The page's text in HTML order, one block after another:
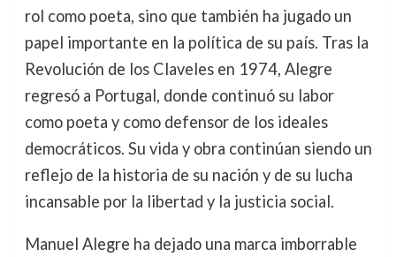
rol como poeta, sino que también ha jugado un
papel importante en la política de su país. Tras la
Revolución de los Claveles en 1974, Alegre
regresó a Portugal, donde continuó su labor
como poeta y como defensor de los ideales
democráticos. Su vida y obra continúan siendo un
reflejo de la historia de su nación y de su lucha
incansable por la libertad y la justicia social.
Manuel Alegre ha dejado una marca imborrable